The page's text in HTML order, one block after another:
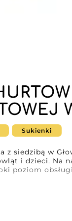
Sukienki
siedzibą w
i dzieci. Na
poziom